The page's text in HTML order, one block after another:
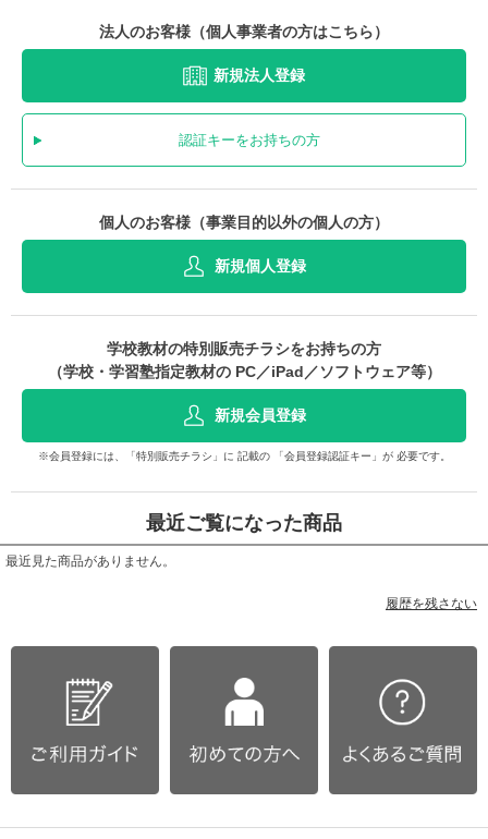
法人のお客様（個人事業者の方はこちら）
新規法人登録
認証キーをお持ちの方
個人のお客様（事業目的以外の個人の方）
新規個人登録
学校教材の特別販売チラシをお持ちの方
（学校・学習塾指定教材の PC／iPad／ソフトウェア等）
新規会員登録
※会員登録には、「特別販売チラシ」に 記載の 「会員登録認証キー」が 必要です。
最近ご覧になった商品
最近見た商品がありません。
履歴を残さない